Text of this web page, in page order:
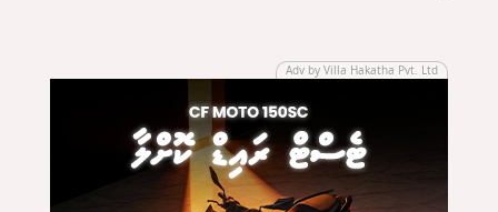
Adv by Villa Hakatha Pvt. Ltd